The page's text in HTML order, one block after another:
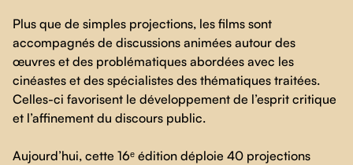
Plus que de simples projections, les films sont
accompagnés de discussions animées autour des
œuvres et des problématiques abordées avec les
cinéastes et des spécialistes des thématiques traitées.
Celles-ci favorisent le développement de l’esprit critique
et l’affinement du discours public.
Aujourd’hui, cette 16ᵉ édition déploie 40 projections